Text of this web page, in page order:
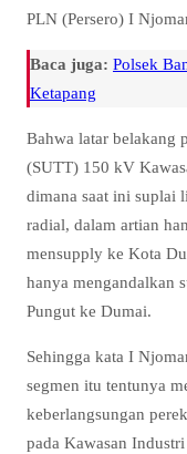
PLN (Persero) I
Baca juga: Polsek
Ketapang
Bahwa latar belakang
(SUTT) 150 kV
dimana saat ini suplai
radial, dalam artian
mensupply ke Kota
hanya mengandalkan
Pungut ke Dumai.
Sehingga kata I
segmen itu tentunya
keberlangsungan
pada Kawasan